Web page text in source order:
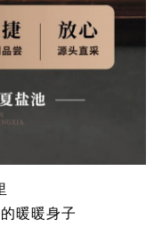
暖暖身子